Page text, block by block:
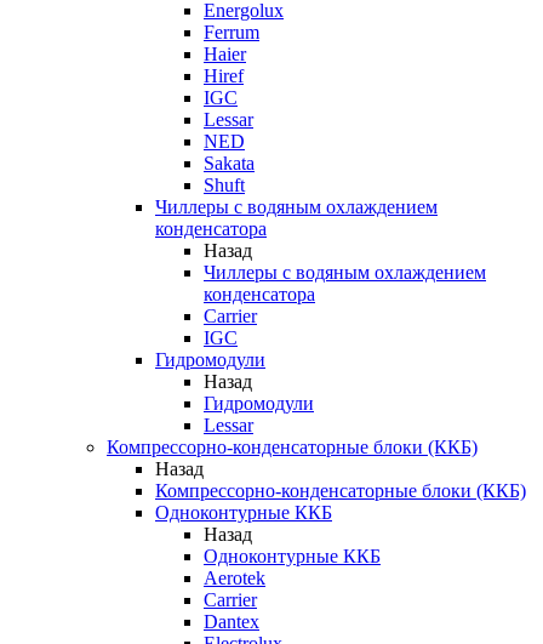
Energolux
Ferrum
Haier
Hiref
IGC
Lessar
NED
Sakata
Shuft
Чиллеры с водяным охлаждением
конденсатора
Назад
Чиллеры с водяным охлаждением
конденсатора
Carrier
IGC
Гидромодули
Назад
Гидромодули
Lessar
Компрессорно-конденсаторные блоки (ККБ)
Назад
Компрессорно-конденсаторные блоки (ККБ)
Одноконтурные ККБ
Назад
Одноконтурные ККБ
Aerotek
Carrier
Dantex